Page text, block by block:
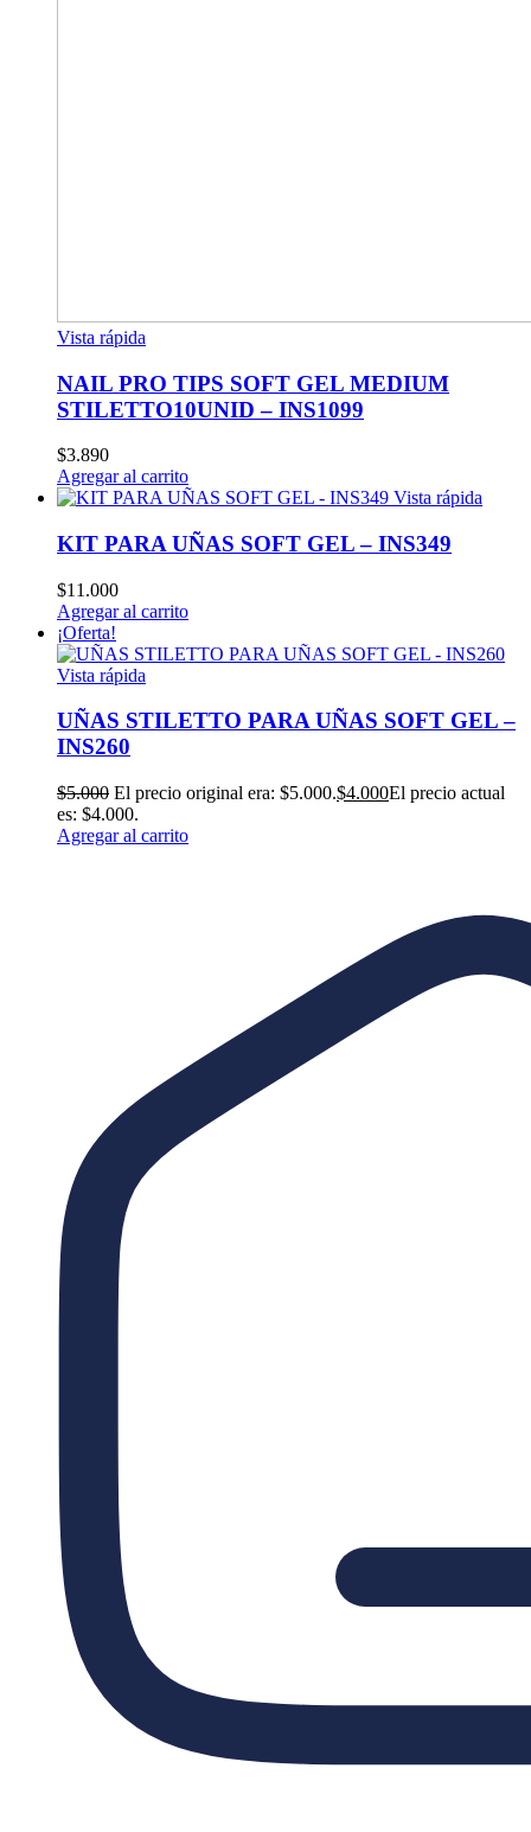
Vista rápida
NAIL PRO TIPS SOFT GEL MEDIUM
STILETTO10UNID – INS1099
$3.890
Agregar al carrito
Vista rápida
KIT PARA UÑAS SOFT GEL – INS349
$11.000
Agregar al carrito
¡Oferta!
Vista rápida
UÑAS STILETTO PARA UÑAS SOFT GEL –
INS260
$5.000 El precio original era: $5.000.$4.000El precio actual
es: $4.000.
Agregar al carrito